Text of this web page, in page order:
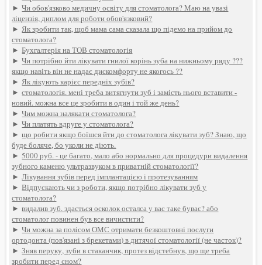
►Чи обов'язково медичну освіту для стоматолога? Маю на увазі
ліцензія, диплом для роботи обов'язковий?
►Як зробити так, щоб мама сама сказала що підемо на прийом до
стоматолога?
►Бухгалтерія на ТОВ стоматологія
►Чи потрібно йти лікувати гнилої корінь зуба на нижньому ряду ???
якщо навіть він не надає дискомфорту не якогось ??
►Як лікують карієс передніх зубів?
►стоматологія. мені треба витягнути зуб і замість нього вставити -
новий. можна все це зробити в один і той же день?
►Чим можна налякати стоматолога?
►Чи платять вдруге у стоматолога?
►що робити якщо боїшся йти до стоматолога лікувати зуб? Знаю, що
буде боляче, бо уколи не діють.
►5000 руб. - це багато, мало або нормально для процедури видалення
зубного каменю ультразвуком в приватній стоматології?
►Лікування зубів перед імплантацією і протезуванням
►Відпускають чи з роботи, якщо потрібно лікувати зуб у
стоматолога?
►видалив зуб. здається осколок осталса у вас таке буває? або
стоматолог повинен був все вичистити?
►Чи можна за полісом ОМС отримати безкоштовні послуги
ортодонта (пов'язані з брекетами) в дитячої стоматології (не часток)?
►Зняв перуку, зуби в стаканчик, протез відстебнув, що ще треба
зробити перед сном?